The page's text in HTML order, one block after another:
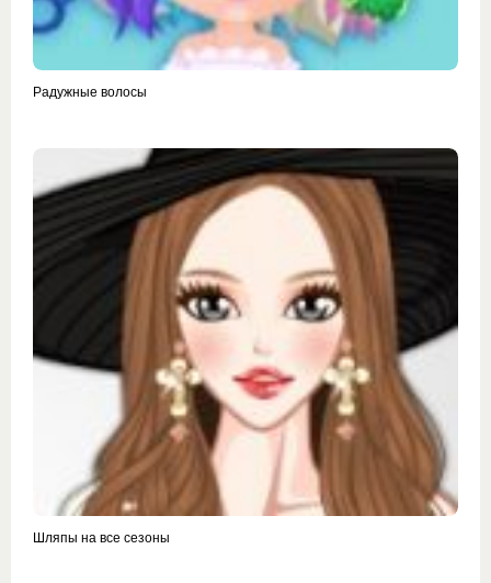
Радужные волосы
Шляпы на все сезоны